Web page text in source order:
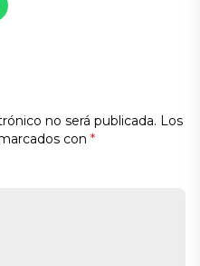
no será publicada. Los
con *